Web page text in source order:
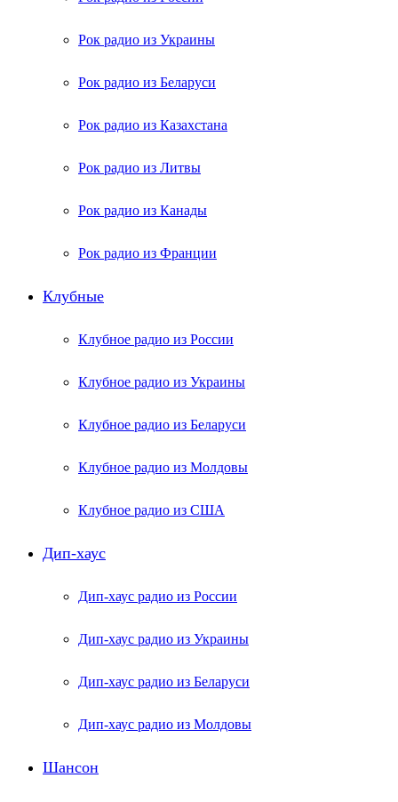
Рок радио из Украины
Рок радио из Беларуси
Рок радио из Казахстана
Рок радио из Литвы
Рок радио из Канады
Рок радио из Франции
Клубные
Клубное радио из России
Клубное радио из Украины
Клубное радио из Беларуси
Клубное радио из Молдовы
Клубное радио из США
Дип-хаус
Дип-хаус радио из России
Дип-хаус радио из Украины
Дип-хаус радио из Беларуси
Дип-хаус радио из Молдовы
Шансон